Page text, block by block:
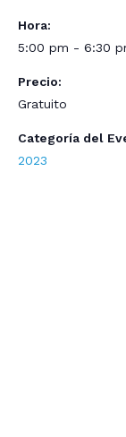
Hora:
5:00 pm - 6:30
Precio:
Gratuito
Categoría del
2023